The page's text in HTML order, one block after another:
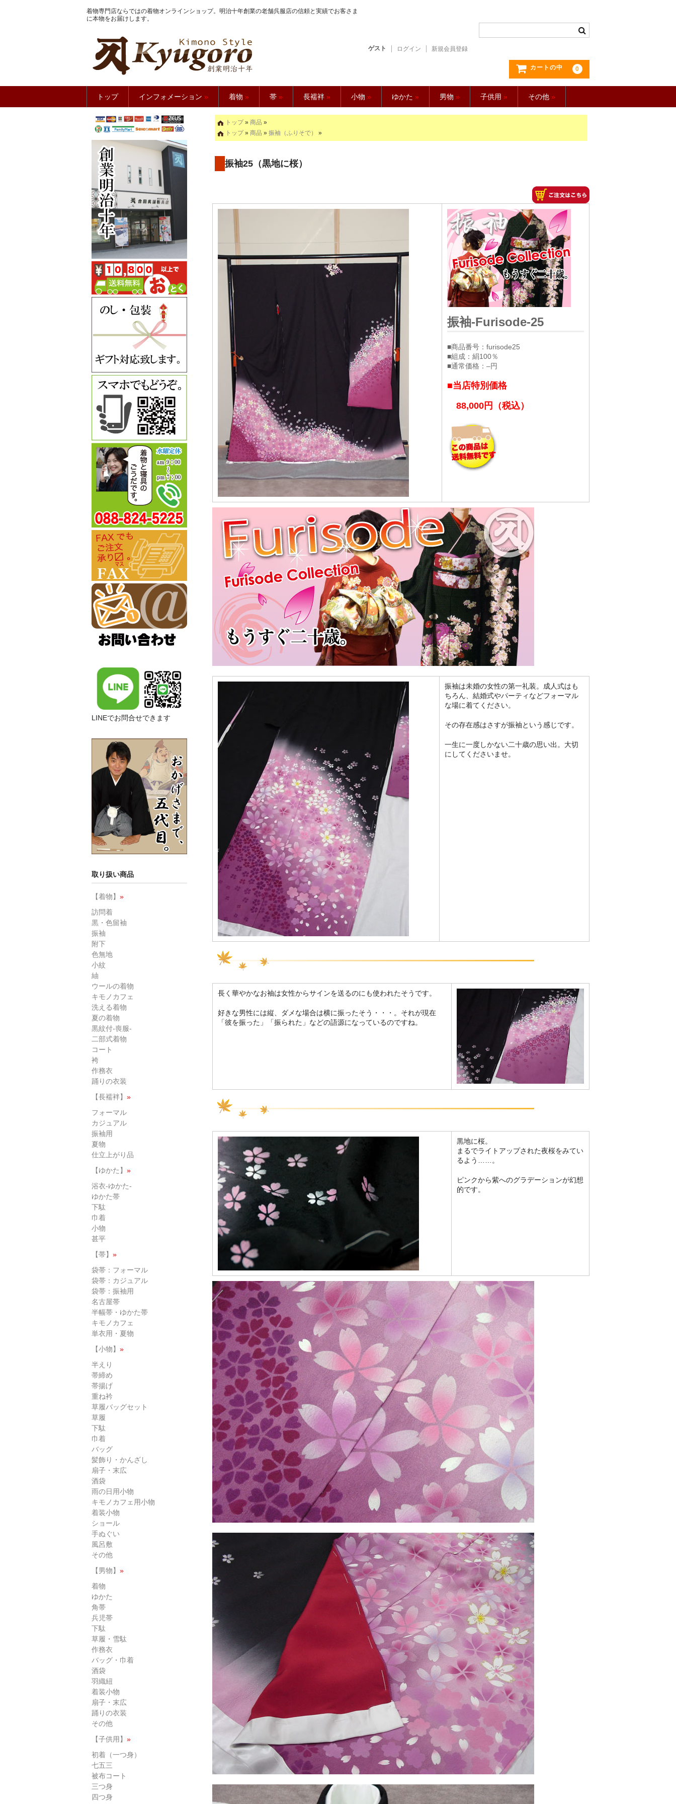
着物専門店ならではの着物オンラインショップ。明治十年創業の老舗呉服店の信頼と実績でお客さま
に本物をお届けします。
きもの館【久五郎】
ゲスト ログイン 新規会員登録
カートの中 0
トップ インフォメーション » 着物 » 帯 » 長襦袢 » 小物 » ゆかた » 男物 » 子供用 » その他 »
トップ» 商品 »
トップ» 商品 » 振袖（ふりそで） »
振袖25（黒地に桜）
振袖-Furisode-25
■商品番号：furisode25
■組成：絹100％
■通常価格：–円
■当店特別価格
88,000円（税込）
振袖は未婚の女性の第一礼装。成人式はも
ちろん、結婚式やパーティなどフォーマル
な場に着てください。
その存在感はさすが振袖という感じです。
一生に一度しかない二十歳の思い出。大切
にしてくださいませ。
長く華やかなお袖は女性からサインを送るのにも使われたそうです。
好きな男性には縦、ダメな場合は横に振ったそう・・・。それが現在
「彼を振った」「振られた」などの語源になっているのですね。
黒地に桜。
まるでライトアップされた夜桜をみてい
るよう……。
ピンクから紫へのグラデーションが幻想
的です。
LINEでお問合せできます
取り扱い商品
【着物】 »
訪問着
黒・色留袖
振袖
附下
色無地
小紋
紬
ウールの着物
キモノカフェ
洗える着物
夏の着物
黒紋付-喪服-
二部式着物
コート
袴
作務衣
踊りの衣装
【長襦袢】 »
フォーマル
カジュアル
振袖用
夏物
仕立上がり品
【ゆかた】 »
浴衣-ゆかた-
ゆかた帯
下駄
巾着
小物
甚平
【帯】 »
袋帯：フォーマル
袋帯：カジュアル
袋帯：振袖用
名古屋帯
半幅帯・ゆかた帯
キモノカフェ
単衣用・夏物
【小物】 »
半えり
帯締め
帯揚げ
重ね衿
草履バッグセット
草履
下駄
巾着
バッグ
髪飾り・かんざし
扇子・末広
酒袋
雨の日用小物
キモノカフェ用小物
着装小物
ショール
手ぬぐい
風呂敷
その他
【男物】 »
着物
ゆかた
角帯
兵児帯
下駄
草履・雪駄
作務衣
バッグ・巾着
酒袋
羽織紐
着装小物
扇子・末広
踊りの衣装
その他
【子供用】 »
初着（一つ身）
七五三
被布コート
三つ身
四つ身